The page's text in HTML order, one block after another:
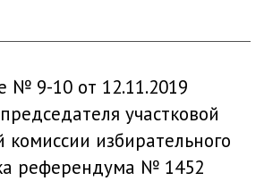
№ 9-10 от 12.11.2019
участковой
комиссии избирательного
референдума № 1452